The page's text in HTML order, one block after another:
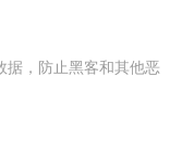
据，防止黑客和其他恶